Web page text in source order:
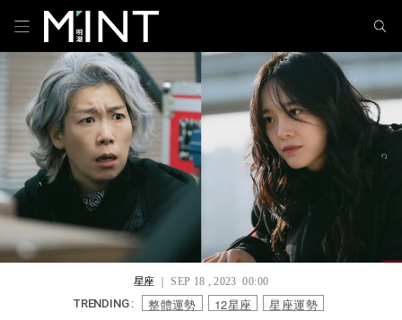
星座｜ SEP 18 , 2023 00:00
TRENDING : 整體運勢 12星座 星座運勢